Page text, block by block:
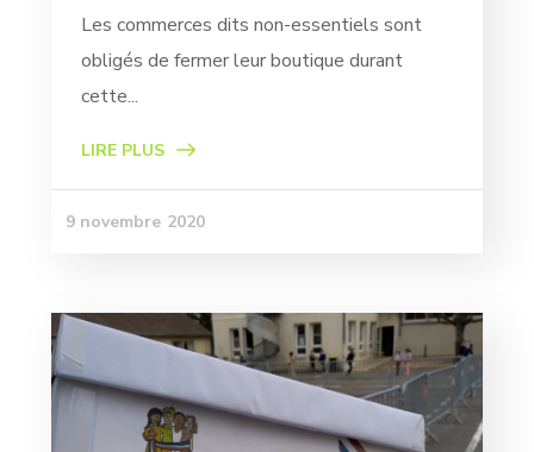
Les commerces dits non-essentiels sont
obligés de fermer leur boutique durant
cette...
LIRE PLUS
9 novembre 2020